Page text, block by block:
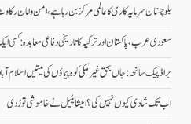
بلوچستان سرمایہ کاری کا عالمی مرکز بن رہا ہے، امن و امان
سعودی عرب، پاکستان اور ترکیہ کا تاریخی دفاعی معاہدہ: کسی
براڈ پیک سانحہ: جاں بحق غیر ملکی کوہ پیماؤں کی میتیں اسلام
اب تک شادی کیوں نہیں کی؟ امیشا پٹیل نے خاموشی توڑ دی